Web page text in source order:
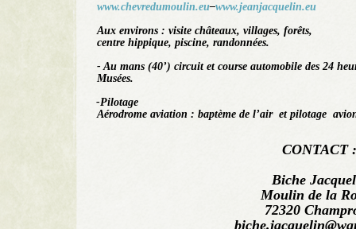
www.chevredumoulin.eu–www.jeanjacquelin.eu
Aux environs : visite châteaux, villages, forêts,
centre hippique, piscine, randonnées.
- Au mans (40’) circuit et course automobile des 24
Musées.
-Pilotage
Aérodrome aviation : baptème de l’air et pilotage
CONTACT :
Biche
Moulin de la
72320